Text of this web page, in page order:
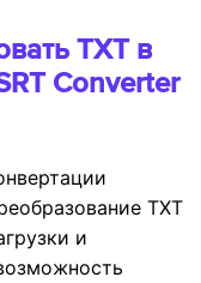
TXT в
Converter
TXT
и